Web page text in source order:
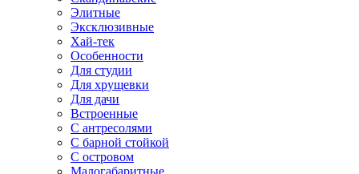
Элитные
Эксклюзивные
Хай-тек
Особенности
Для студии
Для хрущевки
Для дачи
Встроенные
С антресолями
С барной стойкой
С островом
Малогабаритные